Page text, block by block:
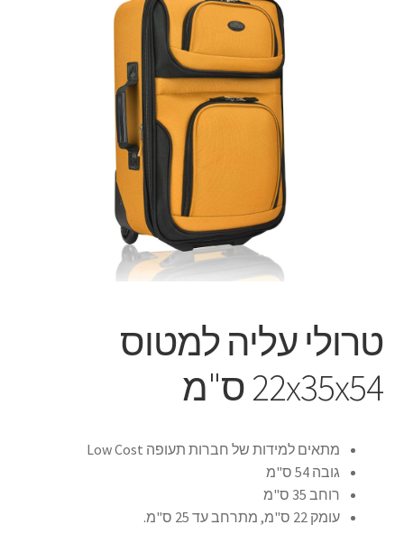
הליכון ירוק מתקפל לצילומים להשכרה יומית
יומן תאריכים פנויים
מכשיר טלפרומפטר להשכרה
סיור וירטואלי
סרטי תדמית והדרכות
טרולי עליה למטוס
22x35x54 ס"מ
מתאים למידות של חברות תעופה Low Cost
גובה 54 ס"מ
רוחב 35 ס"מ
עומק 22 ס"מ, מתרחב עד 25 ס"מ.